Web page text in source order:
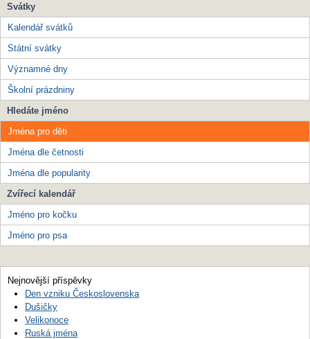
Svátky
Kalendář svátků
Státní svátky
Významné dny
Školní prázdniny
Hledáte jméno
Jména pro děti
Jména dle četnosti
Jména dle popularity
Zvířecí kalendář
Jméno pro kočku
Jméno pro psa
Nejnovější příspěvky
Den vzniku Československa
Dušičky
Velikonoce
Ruská jména